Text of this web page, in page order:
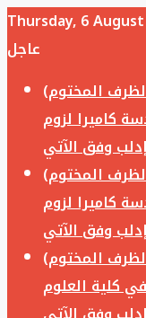
Thursday, 6
عاجل
المختوم)
كاميرا لزوم
المختوم)
كاميرا لزوم
المختوم)
كلية العلوم